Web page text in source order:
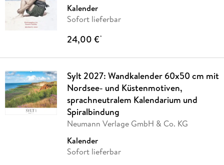
Kalender
Sofort lieferbar
24,00 €*
Sylt 2027: Wandkalender 60x50 cm mit
Nordsee- und Küstenmotiven,
sprachneutralem Kalendarium und
Spiralbindung
Neumann Verlage GmbH & Co. KG
Kalender
Sofort lieferbar